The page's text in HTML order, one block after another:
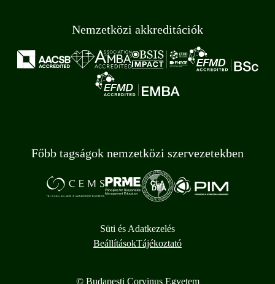
Nemzetközi akkreditációk
Főbb tagságok nemzetközi szervezetekben
Süti és Adatkezelés
BeállításokTájékoztató
© Budapesti Corvinus Egyetem